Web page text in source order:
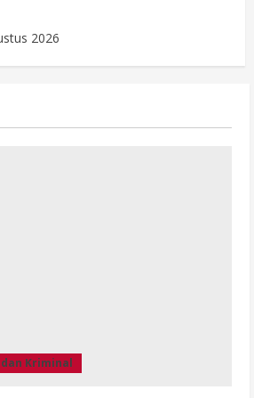
2026
Kriminal